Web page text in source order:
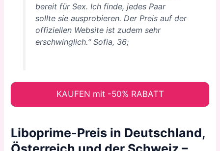
bereit für Sex. Ich finde, jedes Paar
sollte sie ausprobieren. Der Preis auf der
offiziellen Website ist zudem sehr
erschwinglich.“ Sofia, 36;
KAUFEN mit -50% RABATT
Liboprime-Preis in Deutschland,